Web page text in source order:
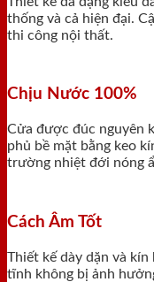
thống và cả hiện đại.
thi công nội thất.
Chịu Nước 100%
Cửa được đúc nguyên
phủ bề mặt bằng keo
trường nhiệt đới nóng
Cách Âm Tốt
Thiết kế dày dặn và
tĩnh không bị ảnh